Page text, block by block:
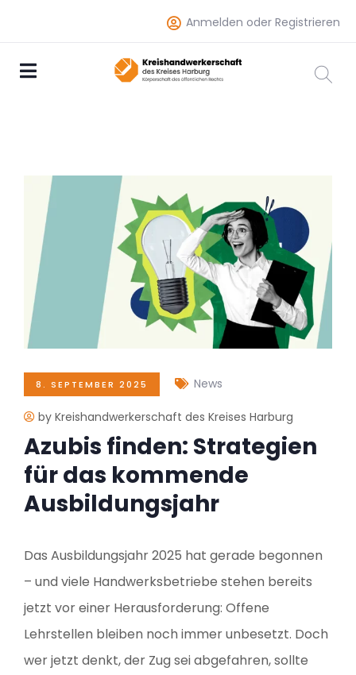
Anmelden oder Registrieren
8. SEPTEMBER 2025 News
by Kreishandwerkerschaft des Kreises Harburg
Azubis finden: Strategien
für das kommende
Ausbildungsjahr
Das Ausbildungsjahr 2025 hat gerade begonnen
– und viele Handwerksbetriebe stehen bereits
jetzt vor einer Herausforderung: Offene
Lehrstellen bleiben noch immer unbesetzt. Doch
wer jetzt denkt, der Zug sei abgefahren, sollte